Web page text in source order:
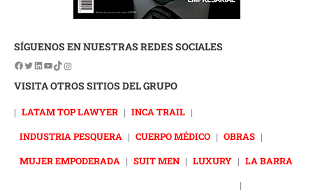
SÍGUENOS EN NUESTRAS REDES SOCIALES
VISITA OTROS SITIOS DEL GRUPO
| LATAM TOP LAWYER | INCA TRAIL |
INDUSTRIA PESQUERA | CUERPO MÉDICO | OBRAS |
MUJER EMPODERADA | SUIT MEN | LUXURY | LA BARRA
|